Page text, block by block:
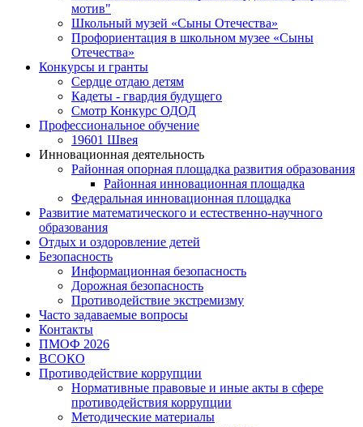
мотив"
Школьный музей «Сыны Отечества»
Профориентация в школьном музее «Сыны
Отечества»
Конкурсы и гранты
Сердце отдаю детям
Кадеты - гвардия будущего
Смотр Конкурс ОДОД
Профессиональное обучение
19601 Швея
Инновационная деятельность
Районная опорная площадка развития образования
Районная инновационная площадка
Федеральная инновационная площадка
Развитие математического и естественно-научного
образования
Отдых и оздоровление детей
Безопасность
Информационная безопасность
Дорожная безопасность
Противодействие экстремизму
Часто задаваемые вопросы
Контакты
ПМОФ 2026
ВСОКО
Противодействие коррупции
Нормативные правовые и иные акты в сфере
противодействия коррупции
Методические материалы